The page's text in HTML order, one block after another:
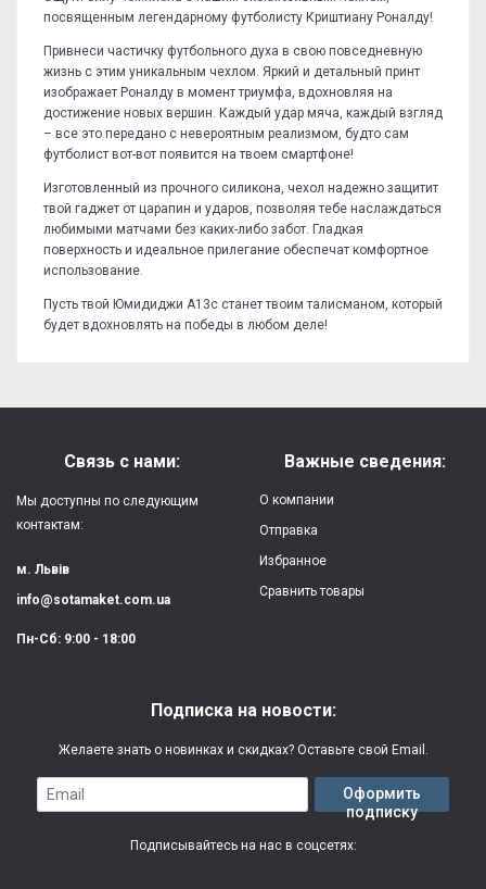
посвященным легендарному футболисту Криштиану Роналду!
Привнеси частичку футбольного духа в свою повседневную
жизнь с этим уникальным чехлом. Яркий и детальный принт
изображает Роналду в момент триумфа, вдохновляя на
достижение новых вершин. Каждый удар мяча, каждый взгляд
– все это передано с невероятным реализмом, будто сам
футболист вот-вот появится на твоем смартфоне!
Изготовленный из прочного силикона, чехол надежно защитит
твой гаджет от царапин и ударов, позволяя тебе наслаждаться
любимыми матчами без каких-либо забот. Гладкая
поверхность и идеальное прилегание обеспечат комфортное
использование.
Пусть твой Юмидиджи А13с станет твоим талисманом, который
будет вдохновлять на победы в любом деле!
Защита:
от ударов,
Качество:
яркая, четкая
Особенности:
(влагостойкая, гибкая)
Гарантия: 3 месяца
Напишите отзыв или мнение
Связь с нами:
Мы доступны по следующим
контактам:
м. Львів
info@sotamaket.com.ua
Пн-Сб: 9:00 - 18:00
Важные сведения:
О компании
Отправка
Избранное
Сравнить товары
Подписка на новости:
Желаете знать о новинках и скидках? Оставьте свой Email.
Email
Оформить
подписку
Подписывайтесь на нас в соцсетях: